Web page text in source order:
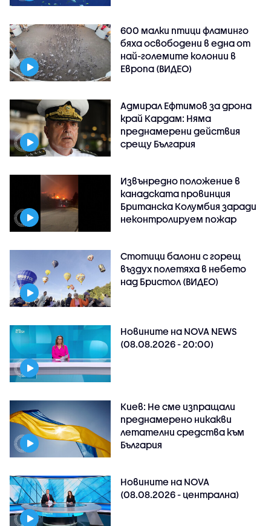
600 малки птици фламинго
бяха освободени в една от
най-големите колонии в
Европа (ВИДЕО)
Адмирал Ефтимов за дрона
край Кардам: Няма
преднамерени действия
срещу България
Извънредно положение в
канадската провинция
Британска Колумбия заради
неконтролируем пожар
Стотици балони с горещ
въздух полетяха в небето
над Бристол (ВИДЕО)
Новините на NOVA NEWS
(08.08.2026 - 20:00)
Киев: Не сме изпращали
преднамерено никакви
летателни средства към
България
Новините на NOVA
(08.08.2026 - централна)